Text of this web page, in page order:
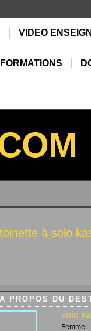
VIDEO
à solo
À PROPOS DU
solo
Femme